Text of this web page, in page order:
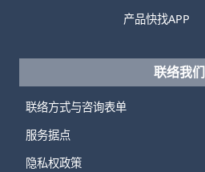
产品快找APP
联络我们
联络方式与咨询表单
服务据点
隐私权政策